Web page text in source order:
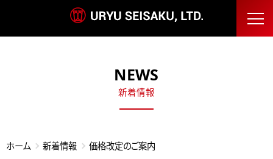
NEWS
新着情報
ホーム 新着情報 価格改定のご案内